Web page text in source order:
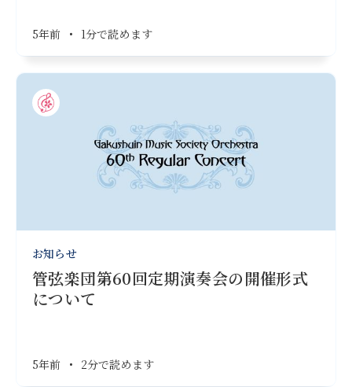
5年前 • 1分で読めます
お知らせ
管弦楽団第60回定期演奏会の開催形式
について
5年前 • 2分で読めます